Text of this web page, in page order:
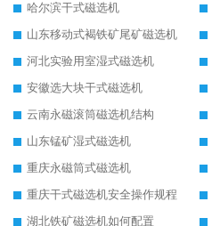
哈尔滨干式磁选机
山东移动式褐铁矿尾矿磁选机
河北实验用室湿式磁选机
安徽选大块干式磁选机
云南永磁滚筒磁选机结构
山东锰矿湿式磁选机
重庆永磁筒式磁选机
重庆干式磁选机安全操作规程
湖北铁矿磁选机如何配置